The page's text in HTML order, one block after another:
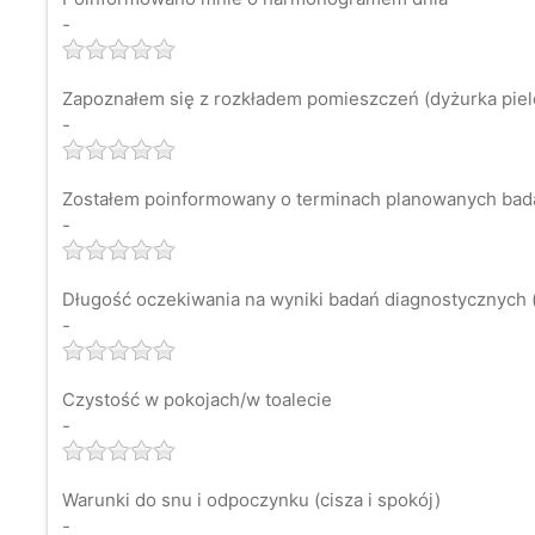
-
Zapoznałem się z rozkładem pomieszczeń (dyżurka
-
Zostałem poinformowany o terminach planowanych
-
Długość oczekiwania na wyniki badań
-
Czystość w pokojach/w toalecie
-
Warunki do snu i odpoczynku (cisza i spokój)
-